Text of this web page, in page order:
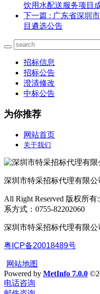
饮用水配送服务项目
下一篇 : 广东省深圳
目遴选公告
招标信息
招标公告
澄清修改
中标公告
为你推荐
网站首页
关于我们
深圳市特采招标代理有限公
All Right Reserved 版权所
系方式：0755-82202060
深圳市特采招标代理有限
粤ICP备20018489号
网站地图
Powered by MetInfo 7.0.0
电话咨询